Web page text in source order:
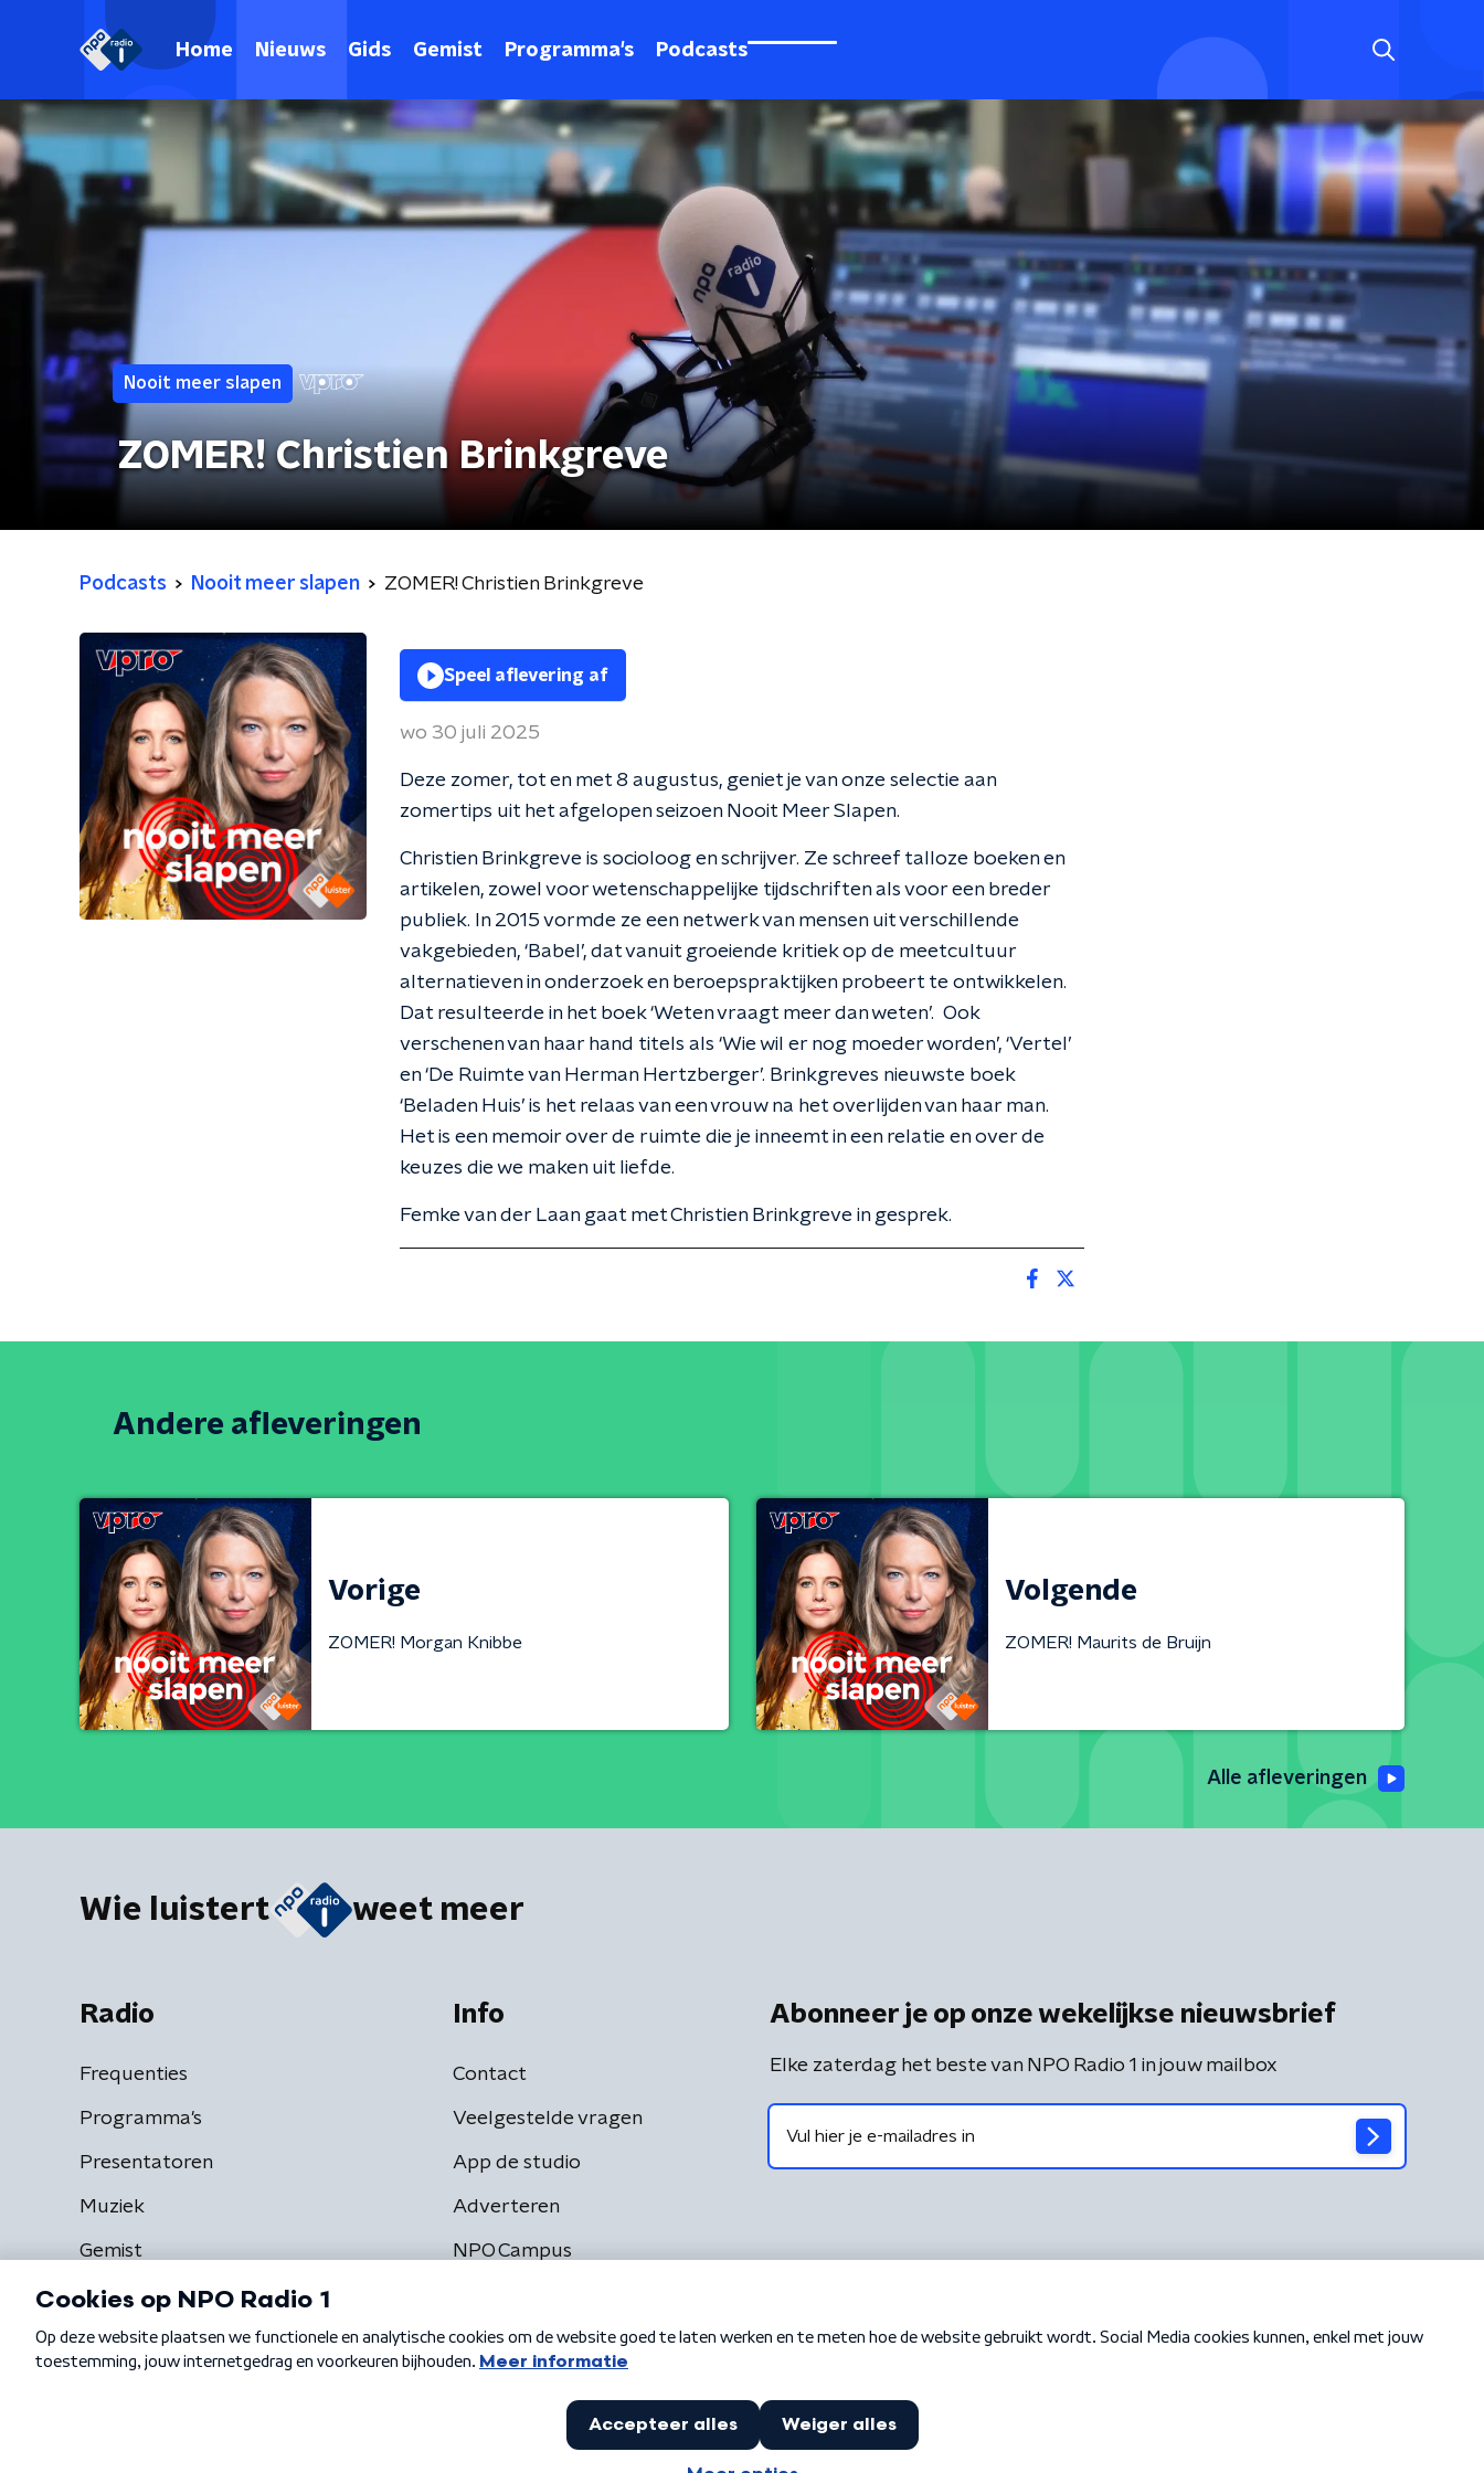
Home Nieuws Gids Gemist Programma's Podcasts
Nooit meer slapen
ZOMER! Christien Brinkgreve
Podcasts Nooit meer slapen ZOMER! Christien Brinkgreve
Speel aflevering af
wo 30 juli 2025
Deze zomer, tot en met 8 augustus, geniet je van onze selectie aan
zomertips uit het afgelopen seizoen Nooit Meer Slapen.
Christien Brinkgreve is socioloog en schrijver. Ze schreef talloze boeken en
artikelen, zowel voor wetenschappelijke tijdschriften als voor een breder
publiek. In 2015 vormde ze een netwerk van mensen uit verschillende
vakgebieden, ‘Babel’, dat vanuit groeiende kritiek op de meetcultuur
alternatieven in onderzoek en beroepspraktijken probeert te ontwikkelen.
Dat resulteerde in het boek ‘Weten vraagt meer dan weten’. Ook
verschenen van haar hand titels als ‘Wie wil er nog moeder worden’, ‘Vertel’
en ‘De Ruimte van Herman Hertzberger’. Brinkgreves nieuwste boek
‘Beladen Huis’ is het relaas van een vrouw na het overlijden van haar man.
Het is een memoir over de ruimte die je inneemt in een relatie en over de
keuzes die we maken uit liefde.
Femke van der Laan gaat met Christien Brinkgreve in gesprek.
Andere afleveringen
Vorige
ZOMER! Morgan Knibbe
Volgende
ZOMER! Maurits de Bruijn
Alle afleveringen
Wie luistert weet meer
Radio
Frequenties
Programma's
Presentatoren
Muziek
Gemist
Info
Contact
Veelgestelde vragen
App de studio
Adverteren
NPO Campus
Abonneer je op onze wekelijkse nieuwsbrief
Elke zaterdag het beste van NPO Radio 1 in jouw mailbox
Algemene voorwaarden Privacybeleid